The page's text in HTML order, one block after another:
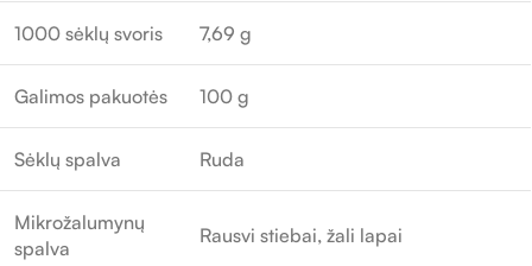
1000 sėklų svoris 7,69 g
Galimos pakuotės 100 g
Sėklų spalva Ruda
Mikrožalumynų
spalva
Rausvi stiebai, žali lapai